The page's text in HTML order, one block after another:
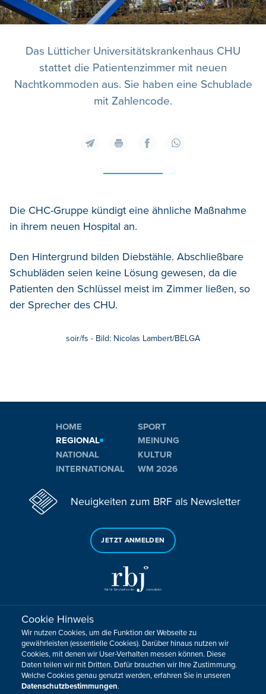
Das Lütticher Universitätskrankenhaus CHU
stattet die Patientenzimmer mit neuen
Nachtkommoden aus. Sie haben eine Schublade
mit Zahlencode.
Die CHC-Gruppe kündigt eine ähnliche Maßnahme
in ihrem neuen Hospital an.
Den Hintergrund bilden Diebstähle. Abschließbare
Schubläden seien keine Lösung gewesen, da die
Patienten den Schlüssel meist im Zimmer ließen, so
der Sprecher des CHU.
soir/fs - Bild: Nicolas Lambert/BELGA
HOME
REGIONAL
NATIONAL
INTERNATIONAL
SPORT
MEINUNG
KULTUR
WM 2026
Neuigkeiten zum BRF als Newsletter
JETZT ANMELDEN
Sie haben noch Fragen oder Anmerkungen?
KONTAKTIEREN SIE UNS!
Impressum Datenschutz Kontakt
Barrierefreiheit
Cookie-Zustimmung anpassen
Cookie Hinweis
Wir nutzen Cookies, um die Funktion der Webseite zu
gewährleisten (essentielle Cookies). Darüber hinaus nutzen wir
Cookies, mit denen wir User-Verhalten messen können. Diese
Daten teilen wir mit Dritten. Dafür brauchen wir Ihre Zustimmung.
Welche Cookies genau genutzt werden, erfahren Sie in unseren
Datenschutzbestimmungen.